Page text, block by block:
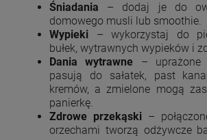
Śniadania – dodaj je do
domowego musli lub smoothie.
Wypieki – wykorzystaj do
bułek, wytrawnych wypieków i
Dania wytrawne – uprażone
pasują do sałatek, past
kremów, a zmielone mogą
panierkę.
Zdrowe przekąski–
orzechami tworzą odżywcze